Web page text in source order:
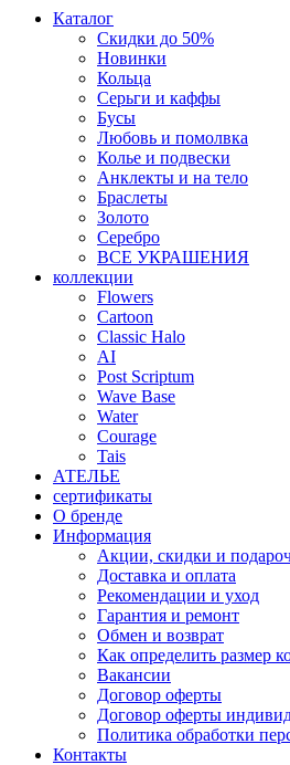
Каталог
Скидки до 50%
Новинки
Кольца
Серьги и каффы
Бусы
Любовь и помолвка
Колье и подвески
Анклекты и на тело
Браслеты
Золото
Серебро
ВСЕ УКРАШЕНИЯ
коллекции
Flowers
Cartoon
Classic Halo
AI
Post Scriptum
Wave Base
Water
Courage
Tais
АТЕЛЬЕ
сертификаты
О бренде
Информация
Акции, скидки и
Доставка и оплата
Рекомендации и уход
Гарантия и ремонт
Обмен и возврат
Как определить размер
Вакансии
Договор оферты
Договор оферты
Политика обработки
Контакты